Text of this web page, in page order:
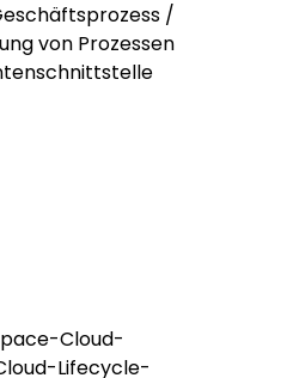
/
von Prozessen
Cloud-
Lifecycle-